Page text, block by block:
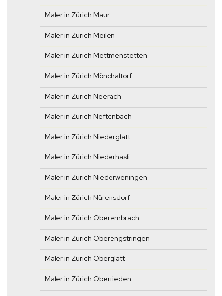
Maler in Zürich Maur
Maler in Zürich Meilen
Maler in Zürich Mettmenstetten
Maler in Zürich Mönchaltorf
Maler in Zürich Neerach
Maler in Zürich Neftenbach
Maler in Zürich Niederglatt
Maler in Zürich Niederhasli
Maler in Zürich Niederweningen
Maler in Zürich Nürensdorf
Maler in Zürich Oberembrach
Maler in Zürich Oberengstringen
Maler in Zürich Oberglatt
Maler in Zürich Oberrieden